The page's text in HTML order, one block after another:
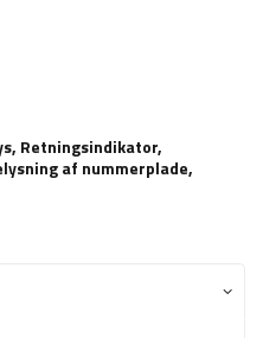
, Retningsindikator,
af nummerplade,